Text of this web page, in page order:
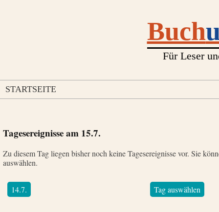
Buch
Für Leser
STARTSEITE
Tagesereignisse am 15.7.
Zu diesem Tag liegen bisher noch keine Tagesereignisse vor. Sie
auswählen.
14.7. Tag auswählen